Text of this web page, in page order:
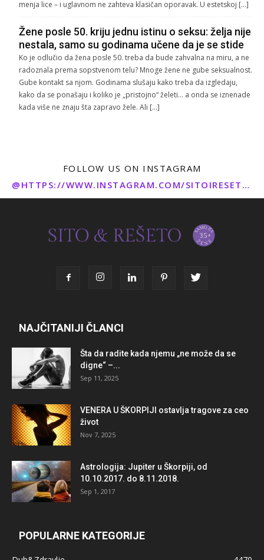
menja lice – i uglavnom ne zahteva klasičan oporavak. U estetskoj […]
Žene posle 50. kriju jednu istinu o seksu: želja nije
nestala, samo su godinama učene da je se stide
Ko je odlučio da žena posle 50. treba da bude zahvalna na miru, a ne
radoznala prema sopstvenom telu? Mnoge žene ne gube seksualnost.
Gube kontakt sa njom. Godinama slušaju kako treba da izgledaju,
kako da se ponašaju i koliko je „pristojno“ želeti… a onda se iznenade
kada više ne znaju šta zapravo žele. Ali […]
FOLLOW US ON INSTAGRAM
@HTTPS://WWW.INSTAGRAM.COM/SITOIRESETO/
NAJČITANIJI ČLANCI
Šta da radite kada njemu „ne može da se
digne“ –...
Sep 11, 2025
VENERA U ŠKORPIJI ostavlja tragove za ceo
život
Nov 7, 2025
Astrologija: Jupiter u Škorpiji, od
10.10.2017. do 8.11.2018.
Sep 1, 2017
POPULARNE KATEGORIJE